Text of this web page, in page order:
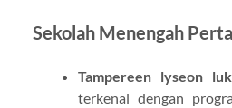
Sekolah Menengah
Tampereen lyseon
terkenal dengan